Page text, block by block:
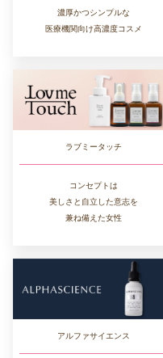
濃厚かつシンプルな
医療機関向け高濃度コスメ
ラブミータッチ
コンセプトは
美しさと自立した意志を
兼ね備えた女性
アルファサイエンス